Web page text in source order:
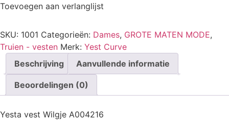
Toevoegen aan verlanglijst
SKU: 1001 Categorieën: Dames, GROTE MATEN MODE,
Truien - vesten Merk: Yest Curve
Beschrijving
Aanvullende informatie
Beoordelingen (0)
Yesta vest Wilgje A004216